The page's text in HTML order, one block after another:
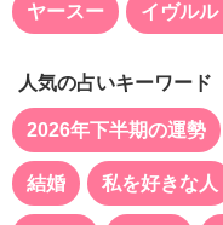
ヤースー イヴル
人気の占いキーワード
2026年下半期の運勢
結婚 私を好きな人